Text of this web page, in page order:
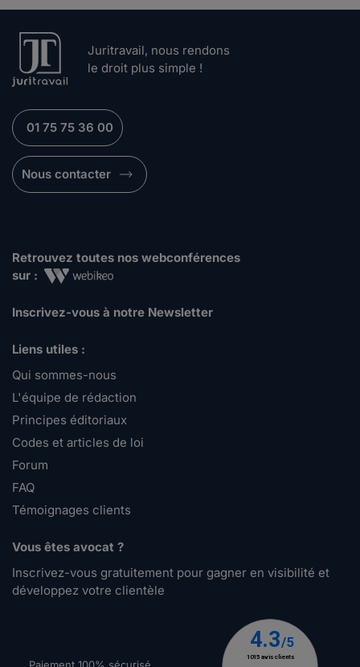
Juritravail, nous rendons
le droit plus simple !
01 75 75 36 00
Nous contacter
Retrouvez toutes nos webconférences
sur :
Inscrivez-vous à notre Newsletter
Liens utiles :
Qui sommes-nous
L'équipe de rédaction
Principes éditoriaux
Codes et articles de loi
Forum
FAQ
Témoignages clients
Vous êtes avocat ?
Inscrivez-vous gratuitement pour gagner en visibilité et
développez votre clientèle